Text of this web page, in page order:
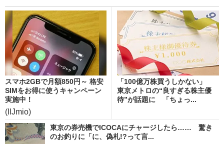
スマホ2GBで月額850円～ 格安
SIMをお得に使うキャンペーン
実施中！
(IIJmio)
「100億万株買うしかない」
東京メトロの“良すぎる株主優
待”が話題に 「ちょっ...
東京の券売機でICOCAにチャージしたら…… 驚き
のお釣りに「に、偽札!?って言...